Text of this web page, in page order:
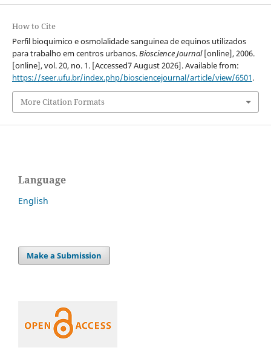
How to Cite
Perfil bioquimico e osmolalidade sanguinea de equinos utilizados
para trabalho em centros urbanos.Bioscience Journal[online], 2006.
[online], vol. 20, no. 1. [Accessed7 August 2026]. Available from:
https://seer.ufu.br/index.php/biosciencejournal/article/view/6501.
More Citation Formats
Language
English
Make a Submission